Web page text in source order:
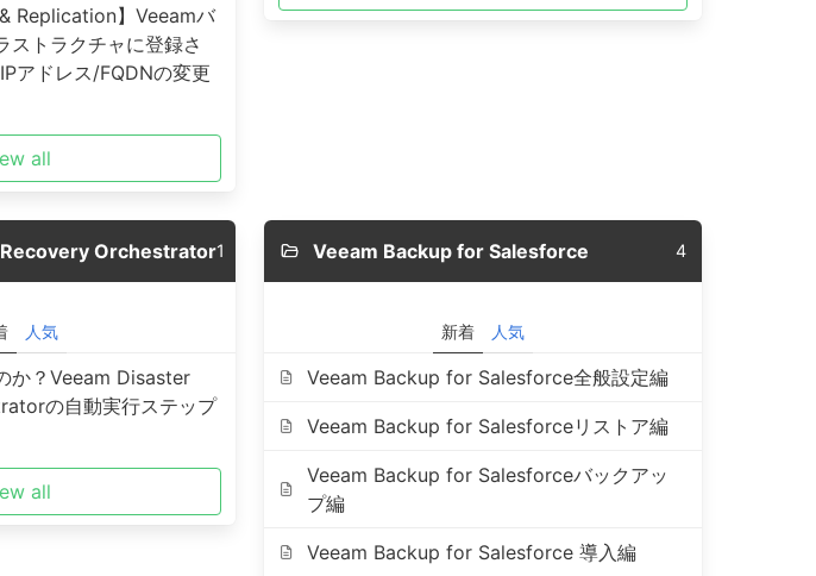
Replication】Veeamバ
ストラクチャに登録さ
アドレス/FQDNの変更
all
Orchestrator1
人気
か？Veeam Disaster
の自動実行ステップ
all
Veeam Backup for Salesforce 4
新着 人気
Veeam Backup for Salesforce全般設定編
Veeam Backup for Salesforceリストア編
Veeam Backup for Salesforceバックアッ
プ編
Veeam Backup for Salesforce 導入編